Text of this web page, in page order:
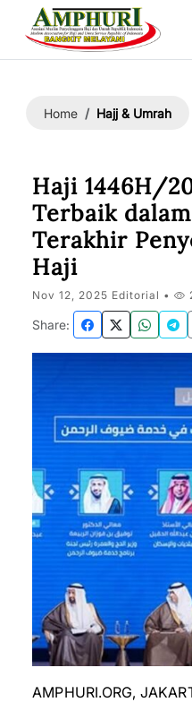
Home Hajj & Umrah
Haji 1446H/
Terbaik
Terakhir
Haji
Nov 12, 2025 Editorial •
Share:
AMPHURI.ORG,